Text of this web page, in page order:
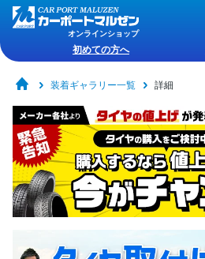
オンラインショップ
初めての方へ
装着ギャラリー一覧 詳細